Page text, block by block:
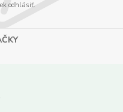
odhlásiť.